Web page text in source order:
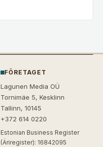
FÖRETAGET
Lagunen Media OÜ
Tornimäe 5, Kesklinn
Tallinn, 10145
+372 614 0220
Estonian Business Register
(Äriregister): 16842095